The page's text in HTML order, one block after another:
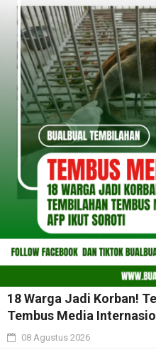
18 Warga Jadi Korban!
Tembus Media
08 Agustus 2026